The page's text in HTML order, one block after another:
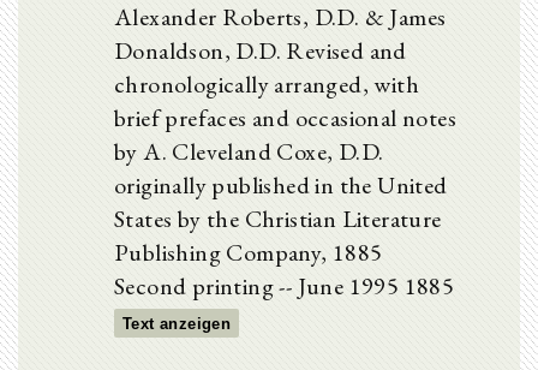
Alexander Roberts, D.D. & James
Donaldson, D.D. Revised and
chronologically arranged, with
brief prefaces and occasional notes
by A. Cleveland Coxe, D.D.
originally published in the United
States by the Christian Literature
Publishing Company, 1885
Second printing -- June 1995 1885
Text anzeigen